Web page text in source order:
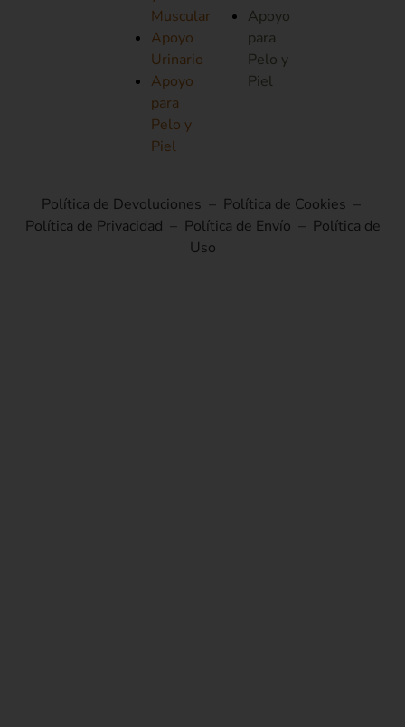
Muscular
Apoyo
Urinario
Apoyo
para
Pelo y
Piel
Apoyo
para
Pelo y
Piel
Política de Devoluciones – Política de Cookies –
Política de Privacidad – Política de Envío – Política de
Uso